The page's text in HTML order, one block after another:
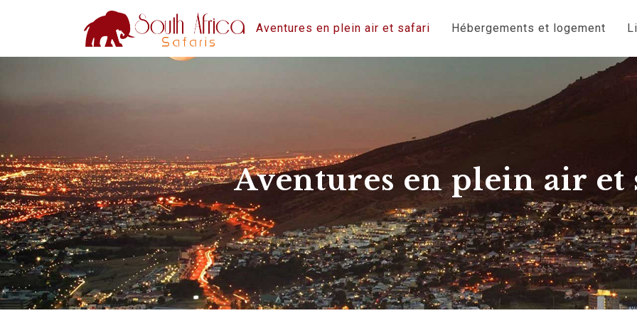
Aventures en plein air et safari Hébergements et logement
Aventures en plein air et